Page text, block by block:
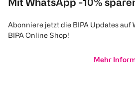
Mit WhatsApp -10%
Abonniere jetzt die BIPA Updates auf
BIPA Online Shop!
Mehr